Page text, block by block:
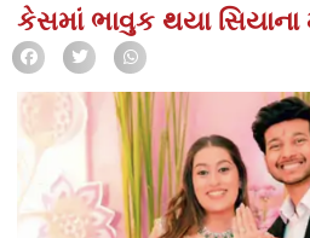
કેસમાં ભાવુક થયા સિયાના